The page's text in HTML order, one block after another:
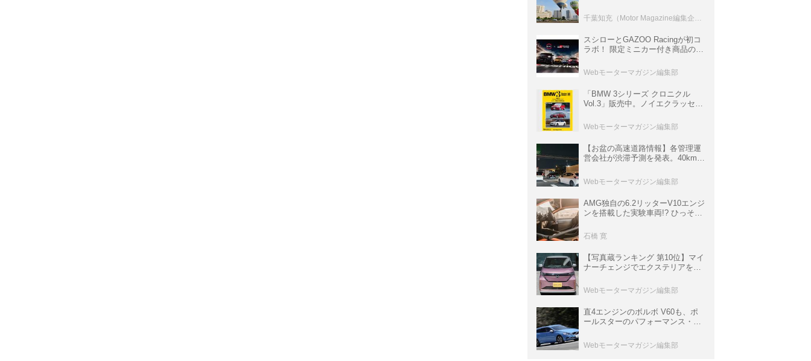
室などのコンテンツも
スシローとGAZOO Racingが初コ
ラボ！ 限定ミニカー付き商品の
ト体験があたる抽選企画などを展
開
Webモーターマガジン編集部
「BMW 3シリーズ クロニクル
Vol.3」販売中。ノイエクラッセか
ムック
Webモーターマガジン編集部
【お盆の高速道路情報】各管理運
営会社が渋滞予測を発表。40km以
数ある
Webモーターマガジン編集部
AMG独自の6.2リッターV10エンジ
ンを搭載した実験車両!? ひっそり
P900 プロトタイプ」とは
石橋 寛
【写真蔵ランキング 第10位】マイ
ナーチェンジでエクステリアを刷
クラ」
Webモーターマガジン編集部
直4エンジンのボルボ V60も、ポ
ールスターのパフォーマンス・パ
と昔の新車】
Webモーターマガジン編集部